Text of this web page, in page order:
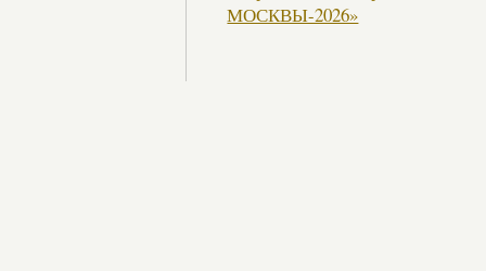
МОСКВЫ-2026»